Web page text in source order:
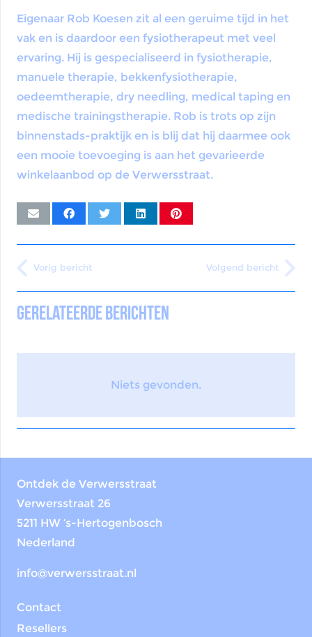
Eigenaar Rob Koesen zit al een geruime tijd in het
vak en is daardoor een fysiotherapeut met veel
ervaring. Hij is gespecialiseerd in fysiotherapie,
manuele therapie, bekkenfysiotherapie,
oedeemtherapie, dry needling, medical taping en
medische trainingstherapie. Rob is trots op zijn
binnenstads-praktijk en is blij dat hij daarmee ook
een mooie toevoeging is aan het gevarieerde
winkelaanbod op de Verwersstraat.
Vorig bericht Volgend bericht
Gerelateerde berichten
Niets gevonden.
Ontdek de Verwersstraat
Verwersstraat 26
5211 HW ‘s-Hertogenbosch
Nederland
info@verwersstraat.nl
Contact
Resellers